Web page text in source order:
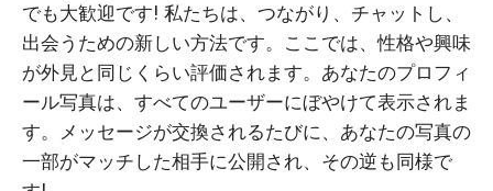
でも大歓迎です! 私たちは、つながり、チャットし、
出会うための新しい方法です。ここでは、性格や興味
が外見と同じくらい評価されます。あなたのプロフィ
ール写真は、すべてのユーザーにぼやけて表示されま
す。メッセージが交換されるたびに、あなたの写真の
一部がマッチした相手に公開され、その逆も同様で